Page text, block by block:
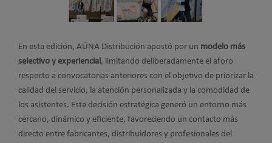
En esta edición, AÚNA Distribución apostó por un modelo más
selectivo y experiencial , limitando deliberadamente el aforo
respecto a convocatorias anteriores con el objetivo de priorizar la
calidad del servicio, la atención personalizada y la comodidad de
los asistentes. Esta decisión estratégica generó un entorno más
cercano, dinámico y eficiente, favoreciendo un contacto más
directo entre fabricantes, distribuidores y profesionales del